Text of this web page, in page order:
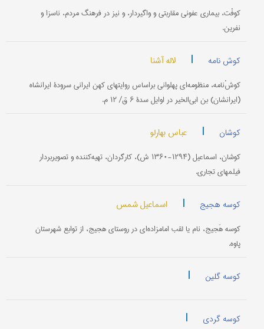
کوفْت، بیماری‌ عفونی مقاربتی و واگیردار، و نیز در فرهنگ مردم، ناسزا و
نفرین.
کوش نامه | لاله آشنا
کوشْ‌نامه، منظومه‌ای پهلوانی براساس روایتهای کهن ایرانی سرودۀ ایرانشاه
(ایرانشان) بن ابی‌الخیر در اوایل سدۀ ۶ ق/ ۱۲ م.
کوشان | عباس بهارلو
کوشان، اسماعیل (۱۲۹۴-۱۳۶۰ ش)، کارگردان، تهیه‌کننده و تصویربردار
فیلمهای تجاری.
کوسه هجیج | اسماعیل شمس
کوسه هَجیج، نام یا لقب امامزاده‌ای در روستای هجیج، از توابع شهرستان
پاوه.
کوسه گلین |
کوسه گردی |